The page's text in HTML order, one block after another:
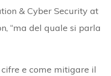
& Cyber Security at
“ma del quale si parla
e come mitigare il